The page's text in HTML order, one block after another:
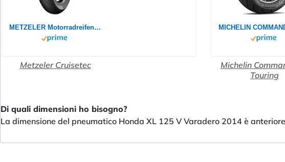
METZELER Motorradreifen 130/80 B 17 M/C TL 65H CRUISETEC (I)
Metzeler Cruisetec
Michelin
Touring
Di quali dimensioni ho bisogno?
La dimensione del pneumatico Honda XL 125 V Varadero 2014 è